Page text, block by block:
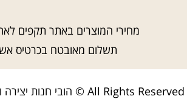
מחירי המוצרים באתר תקפים
תשלום מאובטח בכרטיס
הובי חנות יצירה וחרוזים © All Rights Reserved